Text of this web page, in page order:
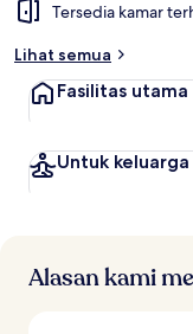
Tersedia kamar
Lihat semua
Fasilitas utama
Untuk keluarga
Alasan kami